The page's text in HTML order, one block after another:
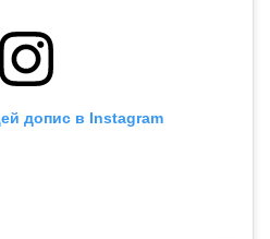
допис в Instagram